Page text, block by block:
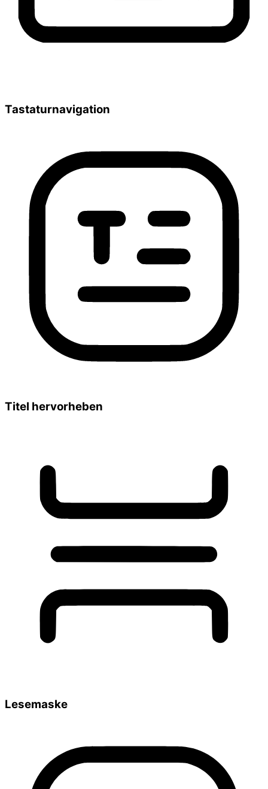
Tastaturnavigation
Titel hervorheben
Lesemaske